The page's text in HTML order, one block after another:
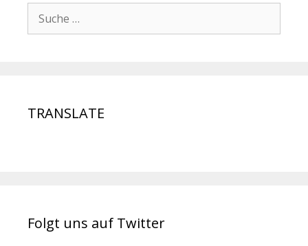
TRANSLATE
Folgt uns auf Twitter